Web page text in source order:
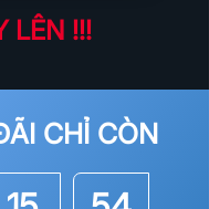
CHỈ CÒN
LÊN !!!